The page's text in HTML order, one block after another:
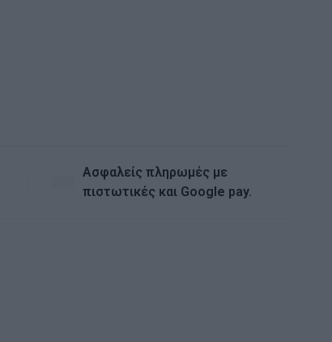
Ασφαλείς πληρωμές με
πιστωτικές και Google pay.